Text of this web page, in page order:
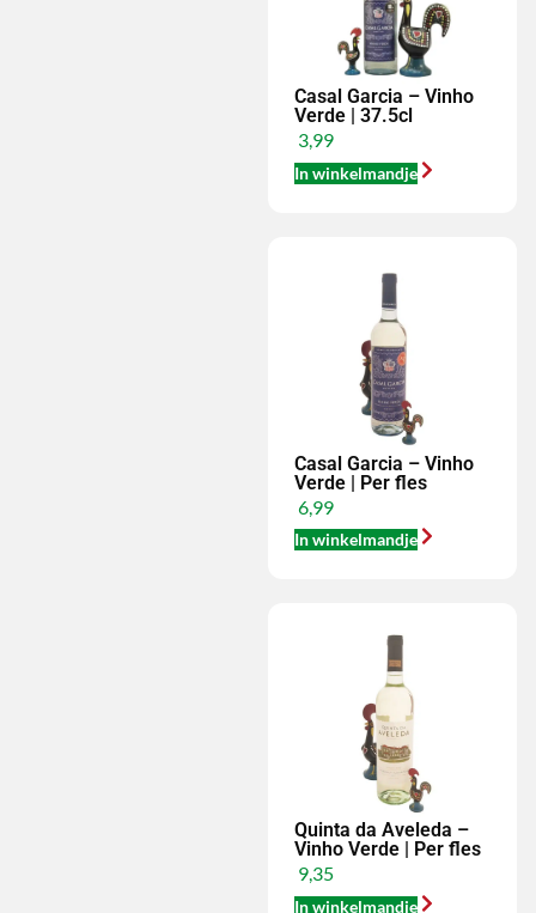
Casal Garcia – Vinho
Verde | 37.5cl
3,99
In winkelmandje
Casal Garcia – Vinho
Verde | Per fles
6,99
In winkelmandje
Quinta da Aveleda –
Vinho Verde | Per fles
9,35
In winkelmandje